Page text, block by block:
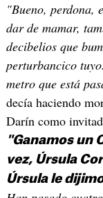
"Bueno, perdona,
dar de mamar,
decibelios que
perturbancico
metro que está
decía haciendo
Darín como
"Ganamos un
vez, Úrsula
Úrsula le